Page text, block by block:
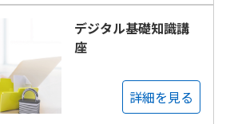
デジタル基礎知識講
座
詳細を見る